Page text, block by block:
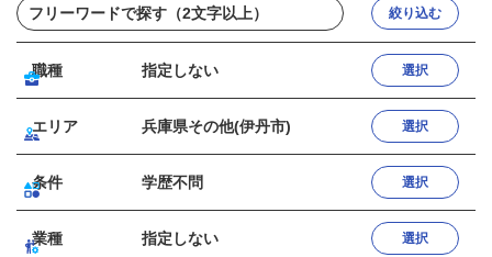
絞り込む
職種 指定しない 選択
エリア 兵庫県その他(伊丹市) 選択
条件 学歴不問 選択
業種 指定しない 選択